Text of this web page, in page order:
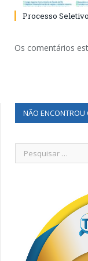
Processo
Os comentários
NÃO ENCONTROU